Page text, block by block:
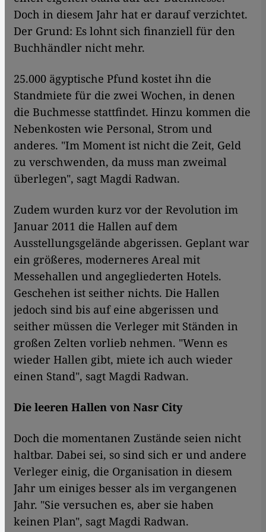
Doch in diesem Jahr hat er darauf verzichtet.
Der Grund: Es lohnt sich finanziell für den
Buchhändler nicht mehr.
25.000 ägyptische Pfund kostet ihn die
Standmiete für die zwei Wochen, in denen
die Buchmesse stattfindet. Hinzu kommen die
Nebenkosten wie Personal, Strom und
anderes. "Im Moment ist nicht die Zeit, Geld
zu verschwenden, da muss man zweimal
überlegen", sagt Magdi Radwan.
Zudem wurden kurz vor der Revolution im
Januar 2011 die Hallen auf dem
Ausstellungsgelände abgerissen. Geplant war
ein größeres, moderneres Areal mit
Messehallen und angegliederten Hotels.
Geschehen ist seither nichts. Die Hallen
jedoch sind bis auf eine abgerissen und
seither müssen die Verleger mit Ständen in
großen Zelten vorlieb nehmen. "Wenn es
wieder Hallen gibt, miete ich auch wieder
einen Stand", sagt Magdi Radwan.
Die leeren Hallen von Nasr City
Doch die momentanen Zustände seien nicht
haltbar. Dabei sei, so sind sich er und andere
Verleger einig, die Organisation in diesem
Jahr um einiges besser als im vergangenen
Jahr. "Sie versuchen es, aber sie haben
keinen Plan", sagt Magdi Radwan.